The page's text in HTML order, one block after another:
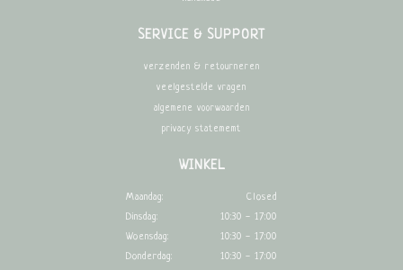
SERVICE & SUPPORT
verzenden & retourneren
veelgestelde vragen
algemene voorwaarden
privacy statememt
WINKEL
Maandag:
Closed
Dinsdag:
10:30 - 17:00
Woensdag:
10:30 - 17:00
Donderdag:
10:30 - 17:00